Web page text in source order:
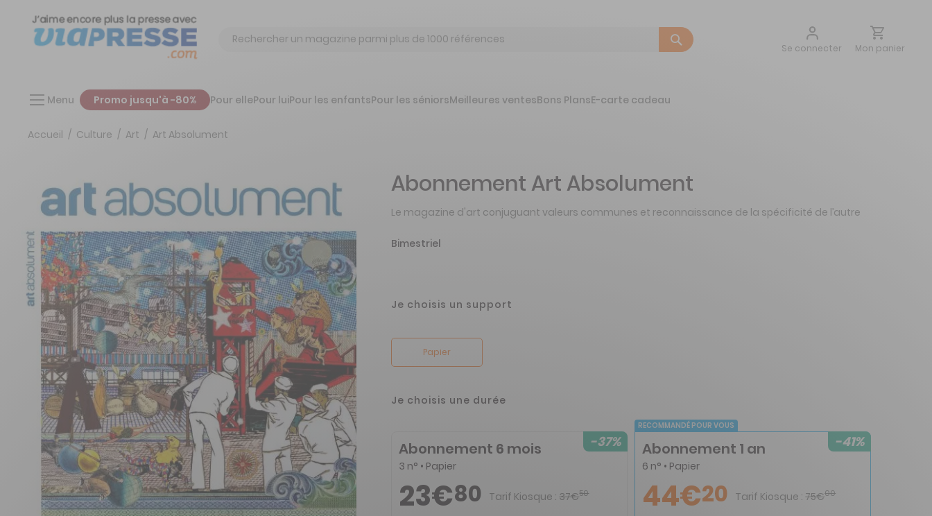
Chercher
Se connecter
Aller
Mon panier
Menu Promo jusqu'à -80% Pour ellePour luiPour les enfantsPour les séniorsMeilleures ventesBons PlansE-carte cadeau
Accueil Culture Art Art Absolument
Abonnement Art Absolument
Le magazine d'art conjuguant valeurs communes et reconnaissance de la spécificité de l’autre
Bimestriel
Je choisis un support
Papier
Je choisis une durée
RECOMMANDÉ POUR VOUS
-41%
Abonnement 1 an
6 n° • Papier
44€20 Tarif Kiosque : 75€00
-37%
Abonnement 6 mois
3 n° • Papier
23€80 Tarif Kiosque : 37€50